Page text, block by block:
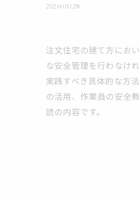
2026/01/28
注文住宅の建て方にお
な安全管理を行わなけ
実践すべき具体的な方
の活用、作業員の安全
読の内容です。